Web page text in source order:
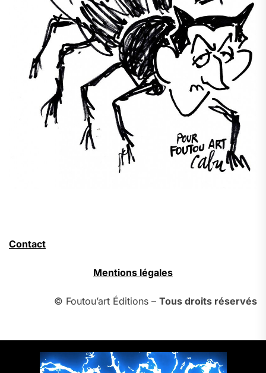
Contact
Mentions légales
© Foutou’art Éditions – Tous droits réservés